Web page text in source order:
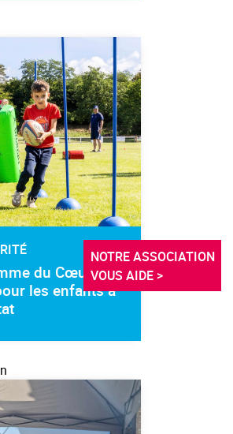
du Cœur
les enfants à
NOTRE ASSOCIATION
VOUS AIDE >